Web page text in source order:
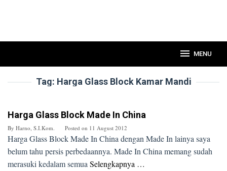
MENU
Tag: Harga Glass Block Kamar Mandi
Harga Glass Block Made In China
By Harno, S.I.Kom. Posted on 11 August 2012
Harga Glass Block Made In China dengan Made In lainya saya
belum tahu persis perbedaannya. Made In China memang sudah
merasuki kedalam semuaSelengkapnya …